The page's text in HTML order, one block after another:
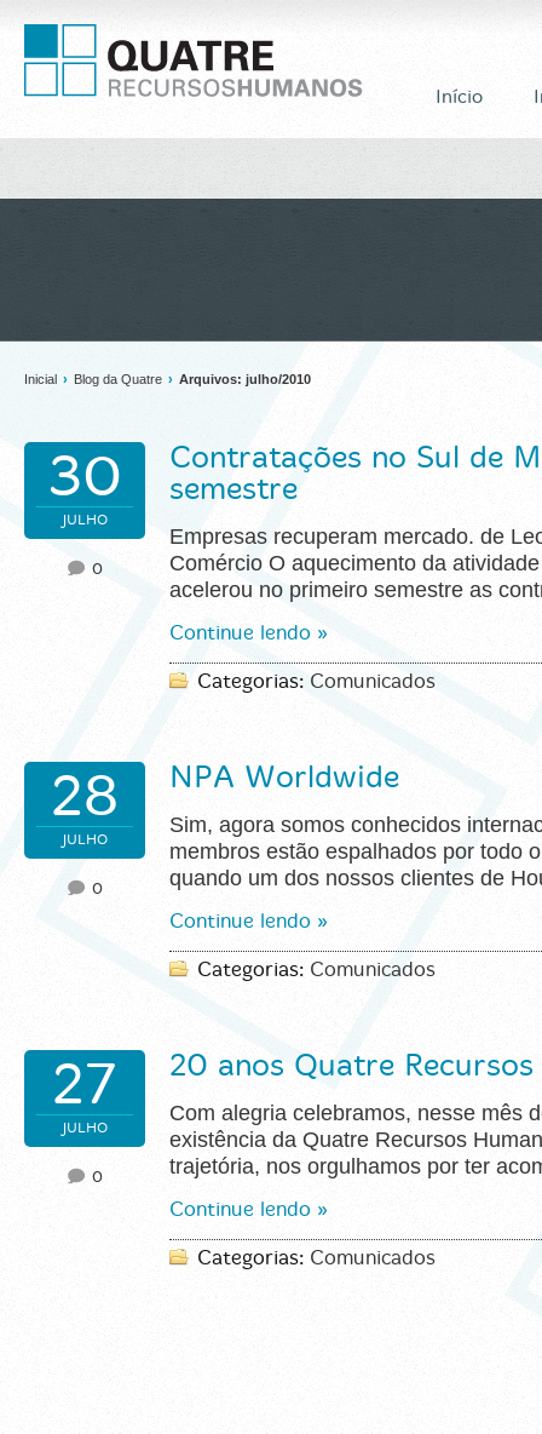
Início
Inicial › Blog da Quatre › Arquivos: julho/2010
30
JULHO
0
Contratações no Sul de
semestre
Empresas recuperam mercado. de
Comércio O aquecimento da
acelerou no primeiro semestre as
Continue lendo »
Categorias: Comunicados
28
JULHO
0
NPA Worldwide
Sim, agora somos conhecidos
membros estão espalhados por todo
quando um dos nossos clientes de
Continue lendo »
Categorias: Comunicados
27
JULHO
0
20 anos Quatre
Com alegria celebramos, nesse mês
existência da Quatre Recursos
trajetória, nos orgulhamos por ter
Continue lendo »
Categorias: Comunicados